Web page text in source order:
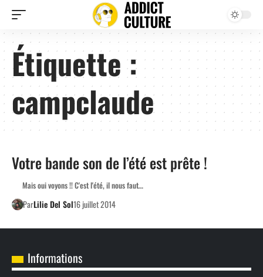
Étiquette :
campclaude
Votre bande son de l’été est prête !
Mais oui voyons !! C'est l'été, il nous faut…
ParLilie Del Sol16 juillet 2014
Informations